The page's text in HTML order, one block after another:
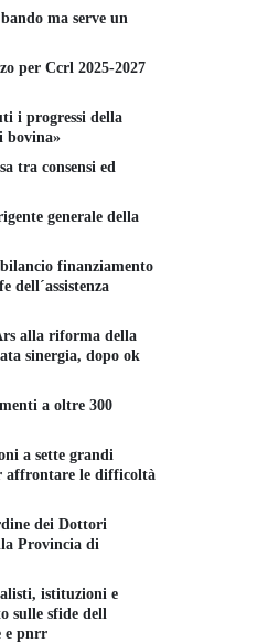
primavera-estate
stilose e cool
2024
ma serve un
per Ccrl 2025-2027
i progressi della
bovina»
tra consensi ed
generale della
finanziamento
dell´assistenza
alla riforma della
sinergia, dopo ok
a oltre 300
a sette grandi
affrontare le difficoltà
dei Dottori
Provincia di
istituzioni e
sulle sfide dell
e pnrr